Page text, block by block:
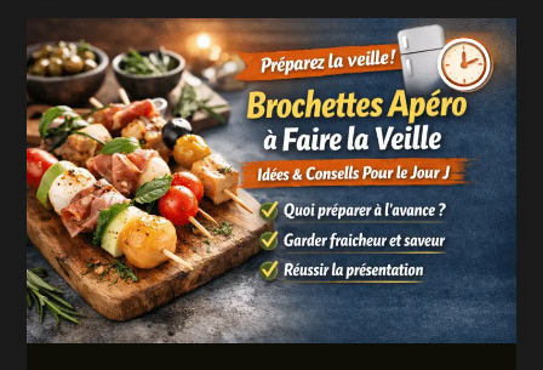
que
faire,
où
aller
et
comment
organiser
un
séjour
vraiment
réussi